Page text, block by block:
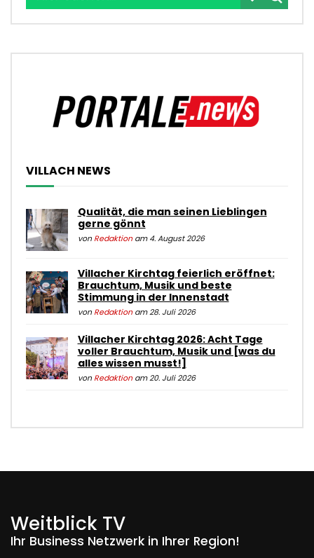
VILLACH NEWS
Qualität, die man seinen Lieblingen
gerne gönnt
von Redaktionam 4. August 2026
Villacher Kirchtag feierlich eröffnet:
Brauchtum, Musik und beste
Stimmung in der Innenstadt
von Redaktionam 28. Juli 2026
Villacher Kirchtag 2026: Acht Tage
voller Brauchtum, Musik und [was du
alles wissen musst!]
von Redaktionam 20. Juli 2026
Weitblick TV
Ihr Business Netzwerk in Ihrer Region!